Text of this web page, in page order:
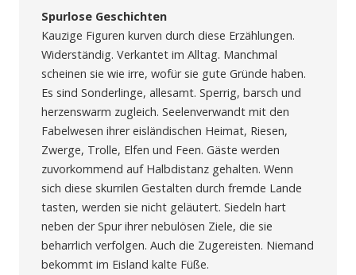
Spurlose Geschichten
Kauzige Figuren kurven durch diese Erzählungen.
Widerständig. Verkantet im Alltag. Manchmal
scheinen sie wie irre, wofür sie gute Gründe haben.
Es sind Sonderlinge, allesamt. Sperrig, barsch und
herzenswarm zugleich. Seelenverwandt mit den
Fabelwesen ihrer eisländischen Heimat, Riesen,
Zwerge, Trolle, Elfen und Feen. Gäste werden
zuvorkommend auf Halbdistanz gehalten. Wenn
sich diese skurrilen Gestalten durch fremde Lande
tasten, werden sie nicht geläutert. Siedeln hart
neben der Spur ihrer nebulösen Ziele, die sie
beharrlich verfolgen. Auch die Zugereisten. Niemand
bekommt im Eisland kalte Füße.